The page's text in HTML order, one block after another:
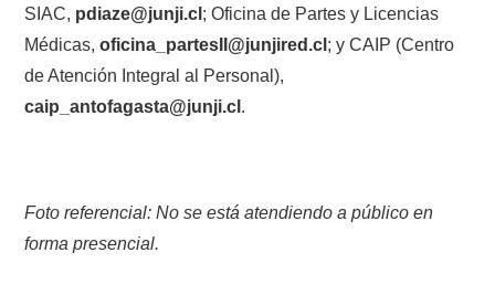
SIAC, pdiaze@junji.cl ; Oficina de Partes y Licencias
Médicas,oficina_partesII@junjired.cl ; y CAIP (Centro
de Atención Integral al Personal),
caip_antofagasta@junji.cl .
Foto referencial: No se está atendiendo a público en
forma presencial.